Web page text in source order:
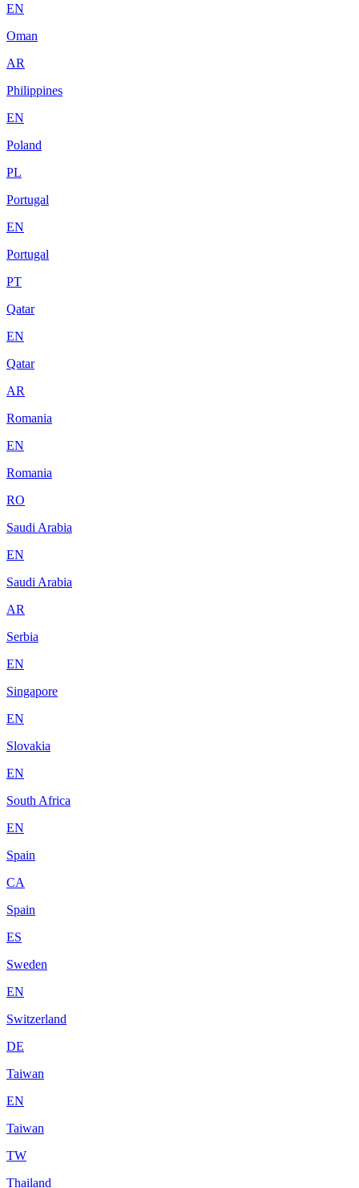
EN
Oman
AR
Philippines
EN
Poland
PL
Portugal
EN
Portugal
PT
Qatar
EN
Qatar
AR
Romania
EN
Romania
RO
Saudi Arabia
EN
Saudi Arabia
AR
Serbia
EN
Singapore
EN
Slovakia
EN
South Africa
EN
Spain
CA
Spain
ES
Sweden
EN
Switzerland
DE
Taiwan
EN
Taiwan
TW
Thailand